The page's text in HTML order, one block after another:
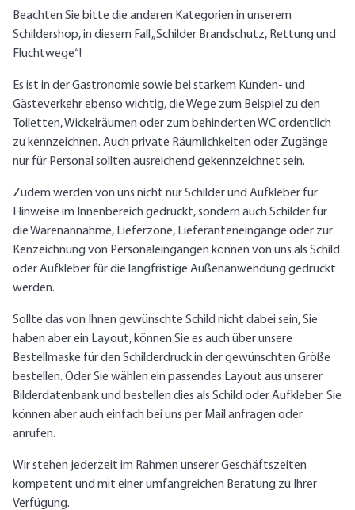
Beachten Sie bitte die anderen Kategorien in unserem
Schildershop, in diesem Fall „Schilder Brandschutz, Rettung und
Fluchtwege“!
Es ist in der Gastronomie sowie bei starkem Kunden- und
Gästeverkehr ebenso wichtig, die Wege zum Beispiel zu den
Toiletten, Wickelräumen oder zum behinderten WC ordentlich
zu kennzeichnen. Auch private Räumlichkeiten oder Zugänge
nur für Personal sollten ausreichend gekennzeichnet sein.
Zudem werden von uns nicht nur Schilder und Aufkleber für
Hinweise im Innenbereich gedruckt, sondern auch Schilder für
die Warenannahme, Lieferzone, Lieferanteneingänge oder zur
Kenzeichnung von Personaleingängen können von uns als Schild
oder Aufkleber für die langfristige Außenanwendung gedruckt
werden.
Sollte das von Ihnen gewünschte Schild nicht dabei sein, Sie
haben aber ein Layout, können Sie es auch über unsere
Bestellmaske für den Schilderdruck in der gewünschten Größe
bestellen. Oder Sie wählen ein passendes Layout aus unserer
Bilderdatenbank und bestellen dies als Schild oder Aufkleber. Sie
können aber auch einfach bei uns per Mail anfragen oder
anrufen.
Wir stehen jederzeit im Rahmen unserer Geschäftszeiten
kompetent und mit einer umfangreichen Beratung zu Ihrer
Verfügung.